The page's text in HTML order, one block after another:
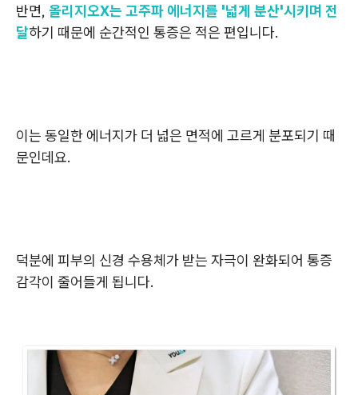
반면, 올리지오X는 고주파 에너지를 '넓게 분산'시키며 전
달하기 때문에 순간적인 통증은 적은 편입니다.
이는 동일한 에너지가 더 넓은 면적에 고르게 분포되기 때
문인데요.
덕분에 피부의 신경 수용체가 받는 자극이 완화되어 통증
감각이 줄어들게 됩니다.